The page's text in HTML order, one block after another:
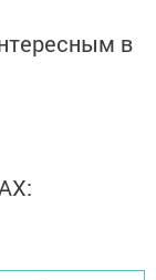
в